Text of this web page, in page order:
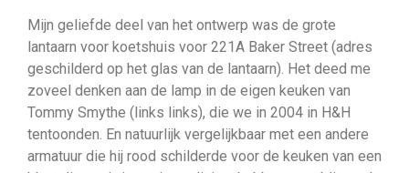
Mijn geliefde deel van het ontwerp was de grote
lantaarn voor koetshuis voor 221A Baker Street (adres
geschilderd op het glas van de lantaarn). Het deed me
zoveel denken aan de lamp in de eigen keuken van
Tommy Smythe (links links), die we in 2004 in H&H
tentoonden. En natuurlijk vergelijkbaar met een andere
armatuur die hij rood schilderde voor de keuken van een